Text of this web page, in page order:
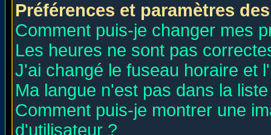
Préférences et paramètres
Comment puis-je changer mes
Les heures ne sont pas
J'ai changé le fuseau horaire et
Ma langue n'est pas dans la
Comment puis-je montrer une
d'utilisateur ?